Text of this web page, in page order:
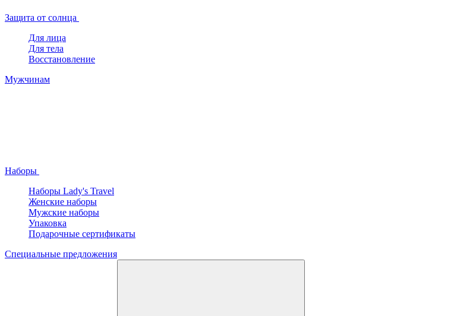
Защита от солнца
Для лица
Для тела
Восстановление
Мужчинам
Наборы
Наборы Lady's Travel
Женские наборы
Мужские наборы
Упаковка
Подарочные сертификаты
Специальные предложения